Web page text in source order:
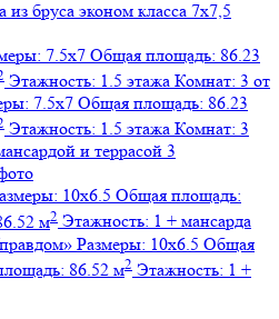
7.5х7 Общая площадь: 86.23
Этажность: 1.5 этажа Комнат: 3 от
7.5х7 Общая площадь: 86.23
Этажность: 1.5 этажа Комнат: 3
10х6.5 Общая площадь:
м2 Этажность: 1 + мансарда
Размеры: 10х6.5 Общая
86.52 м2 Этажность: 1 +